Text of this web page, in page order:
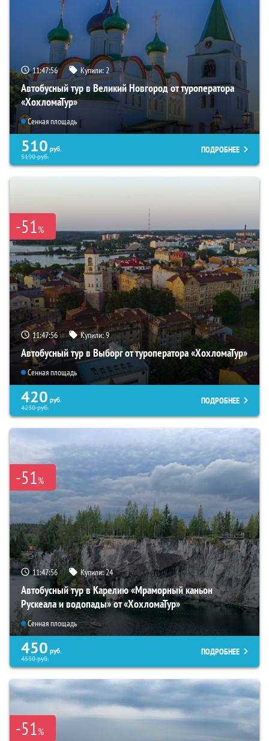
11:47:55 Купили:2
Автобусный тур в Великий Новгород от туроператора
«ХохломаТур»
Сенная площадь
510 руб.
5190руб.
ПОДРОБНЕЕ
-51%
11:47:55 Купили:9
Автобусный тур в Выборг от туроператора «ХохломаТур»
Сенная площадь
420 руб.
4230руб.
ПОДРОБНЕЕ
-51%
11:47:55 Купили:24
Автобусный тур в Карелию «Мраморный каньон
Рускеала и водопады» от «ХохломаТур»
Сенная площадь
450 руб.
4550руб.
ПОДРОБНЕЕ
-51%